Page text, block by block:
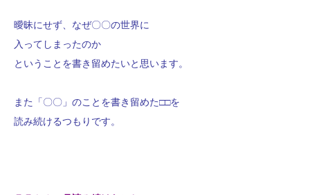
曖昧にせず、なぜ〇〇の世界に
入ってしまったのか
ということを書き留めたいと思います。
また「〇〇」のことを書き留めた□□を
読み続けるつもりです。